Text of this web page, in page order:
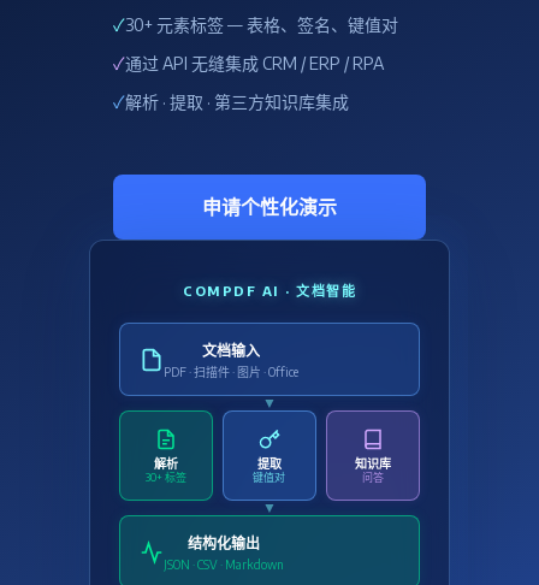
✓30+ 元素标签 — 表格、签名、键值对
✓通过 API 无缝集成 CRM / ERP / RPA
✓解析 · 提取 · 第三方知识库集成
申请个性化演示
COMPDF AI · 文档智能
文档输入
PDF · 扫描件 · 图片 · Office
▼
解析
30+ 标签
提取
键值对
知识库
问答
▼
结构化输出
JSON · CSV · Markdown